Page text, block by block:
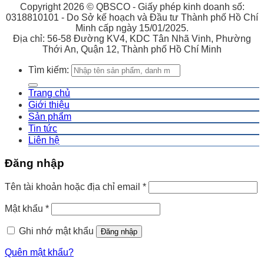
Copyright 2026 © QBSCO - Giấy phép kinh doanh số:
0318810101 - Do Sở kế hoạch và Đầu tư Thành phố Hồ Chí
Minh cấp ngày 15/01/2025.
Địa chỉ: 56-58 Đường KV4, KDC Tân Nhã Vinh, Phường
Thới An, Quận 12, Thành phố Hồ Chí Minh
Tìm kiếm:
Trang chủ
Giới thiệu
Sản phẩm
Tin tức
Liên hệ
Đăng nhập
Tên tài khoản hoặc địa chỉ email *
Mật khẩu *
Ghi nhớ mật khẩu Đăng nhập
Quên mật khẩu?